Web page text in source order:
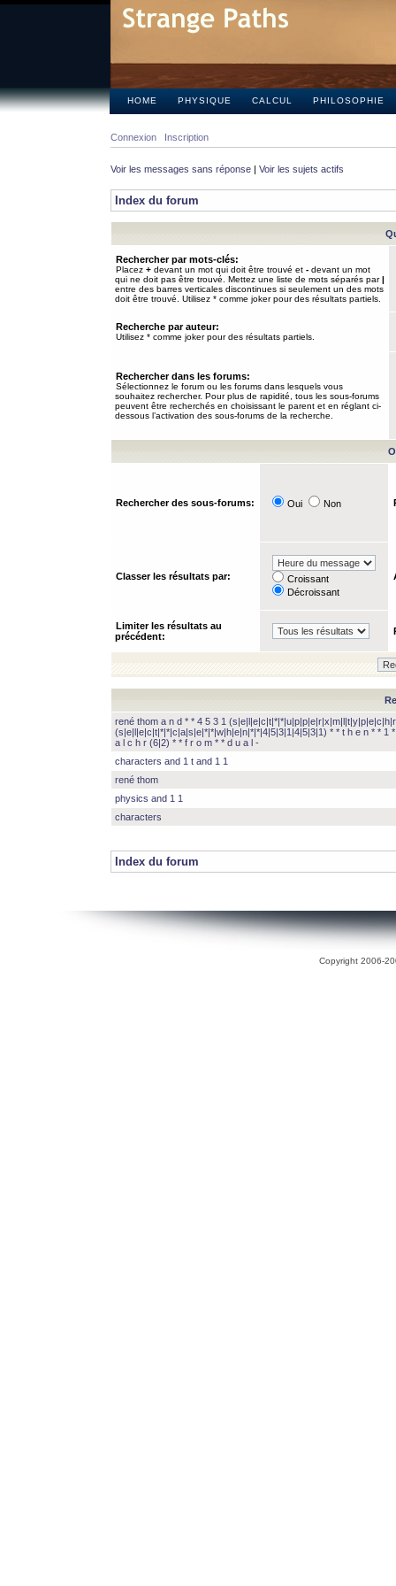
HOME PHYSIQUE CALCUL PHILOSOPHIE
Connexion Inscription
Voir les messages sans réponse | Voir les sujets actifs
Index du forum
Rechercher par mots-clés:
Placez + devant un mot qui doit être trouvé et - devant un mot
qui ne doit pas être trouvé. Mettez une liste de mots séparés par|
entre des barres verticales discontinues si seulement un des mots
doit être trouvé. Utilisez * comme joker pour des résultats partiels.
Recherche par auteur:
Utilisez * comme joker pour des résultats partiels.
Rechercher dans les forums:
Sélectionnez le forum ou les forums dans lesquels vous
souhaitez rechercher. Pour plus de rapidité, tous les sous-forums
peuvent être recherchés en choisissant le parent et en réglant ci-
dessous l’activation des sous-forums de la recherche.
Rechercher des sous-forums: Oui Non
Classer les résultats par:
Croissant
Décroissant
Limiter les résultats au
précédent:
rené thom a n d * * 4 5 3 1
(s|e|l|e|c|t|*|*|c|a|s|e|*|*|w|h|e|n|*|*|4|5|3|1|4|5|3|1) * * t h e n * * 1
a l c h r (6|2) * * f r o m * * d u a l -
characters and 1 t and 1 1
rené thom
physics and 1 1
characters
Index du forum
Copyright 2006-